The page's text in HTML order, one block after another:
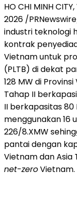
HO CHI MINH
2026 /
industri teknologi
kontrak
Vietnam untuk
(PLTB) di dekat
128 MW di
Tahap II
II berkapasitas
menggunakan 16
226/8.XMW
pantai dengan
Vietnam dan
net-zeroVietnam.